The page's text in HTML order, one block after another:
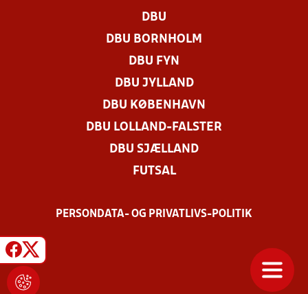
DBU
DBU BORNHOLM
DBU FYN
DBU JYLLAND
DBU KØBENHAVN
DBU LOLLAND-FALSTER
DBU SJÆLLAND
FUTSAL
PERSONDATA- OG PRIVATLIVS-POLITIK